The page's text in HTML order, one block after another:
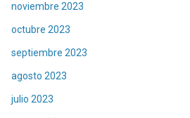
noviembre 2023
octubre 2023
septiembre 2023
agosto 2023
julio 2023